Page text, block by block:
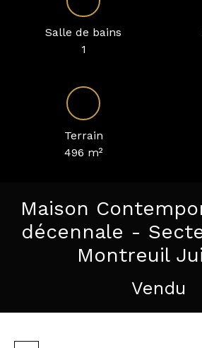
Salle de bains
1
Terrain
496 m²
Maison
décennale -
Montreuil
Vendu